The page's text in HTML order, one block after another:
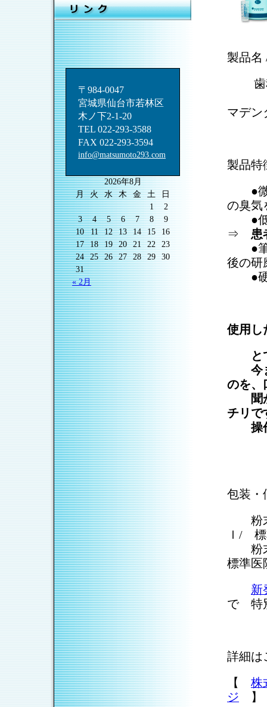
〒984-0047
宮城県仙台市若林区
木ノ下2-1-20
TEL 022-293-3588
FAX 022-293-3594
info@matsumoto293.com
2026年8月
月
火 水 木 金 土
日
1
2
3
4 5 6 7 8
9
10
11 12 13 14 15
16
17
18 19 20 21 22
23
24
25 26 27 28 29
30
31
« 2月
製品
マデン
製品特
●微
の臭
●低
⇒ 患
●筆
後の研
●硬
使用し
とて
今ま
のを、
聞か
チリで
操
包装・
粉末
ｌ/
粉末
標準
新
で 特
詳細は
【 株
ジ 】